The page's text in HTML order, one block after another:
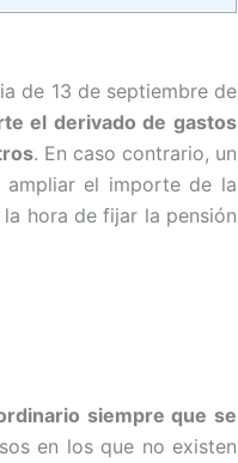
de 13 de septiembre de
el derivado de gastos
. En caso contrario, un
ampliar el importe de la
hora de fijar la pensión
siempre que se
en los que no existen